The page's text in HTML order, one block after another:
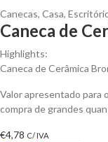
Canecas, Casa,
Caneca de
Highlights:
Caneca de Cerâmica
Valor apresentado para
compra de grandes
€4,78 C/ IVA